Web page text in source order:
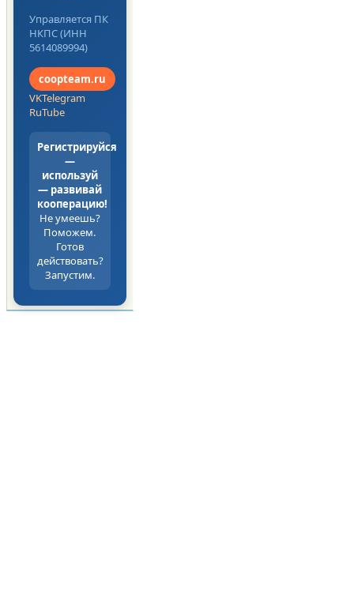
Управляется ПК
НКПС (ИНН
5614089994)
coopteam.ru
VKTelegram
RuTube
Регистрируйся
—
используй
— развивай
кооперацию!
Не умеешь?
Поможем.
Готов
действовать?
Запустим.